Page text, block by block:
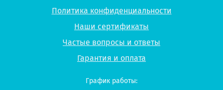
Политика конфиденциальности
Наши сертификаты
Частые вопросы и ответы
Гарантия и оплата
График работы: